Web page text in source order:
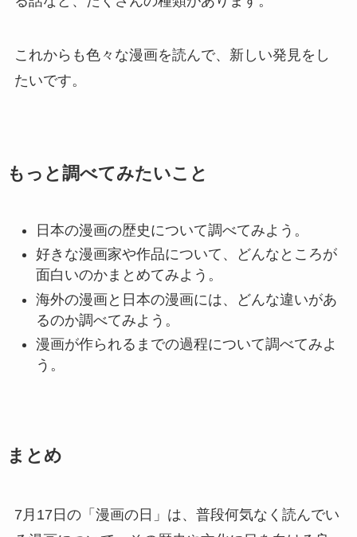
これからも色々な漫画を読んで、新しい発見をし
たいです。
もっと調べてみたいこと
日本の漫画の歴史について調べてみよう。
好きな漫画家や作品について、どんなところが
面白いのかまとめてみよう。
海外の漫画と日本の漫画には、どんな違いがあ
るのか調べてみよう。
漫画が作られるまでの過程について調べてみよ
う。
まとめ
7月17日の「漫画の日」は、普段何気なく読んでい